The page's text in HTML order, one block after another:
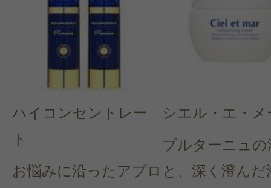
ハイコンセントレー
ト
お悩みに沿ったアプロ
シエル・エ・メ
ブルターニュの
と、深く澄んだ